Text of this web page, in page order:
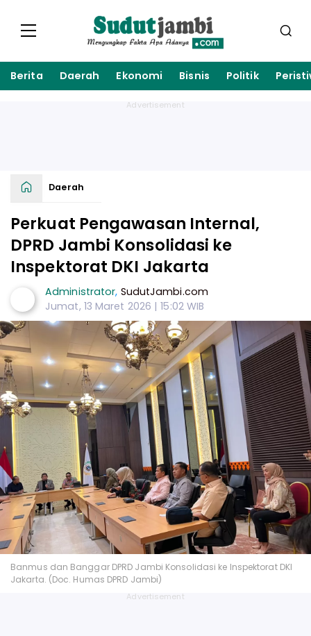
Berita Daerah Ekonomi Bisnis Politik
Daerah
Perkuat Pengawasan Internal,
DPRD Jambi Konsolidasi ke
Inspektorat DKI Jakarta
Administrator, SudutJambi.com
Jumat, 13 Maret 2026 | 15:02 WIB
Banmus dan Banggar DPRD Jambi Konsolidasi ke Inspektorat DKI
Jakarta. (Doc. Humas DPRD Jambi)